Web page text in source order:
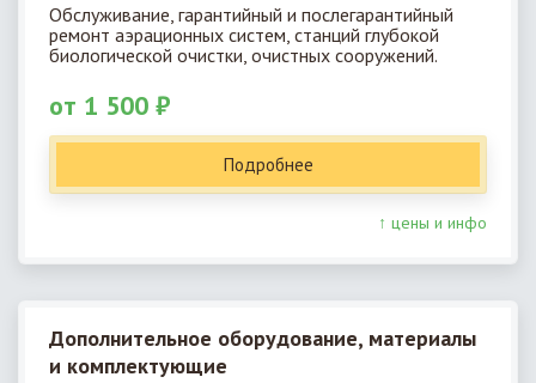
Обслуживание, гарантийный и послегарантийный
ремонт аэрационных систем, станций глубокой
биологической очистки, очистных сооружений.
от 1 500 ₽
Подробнее
↑ цены и инфо
Дополнительное оборудование, материалы
и комплектующие